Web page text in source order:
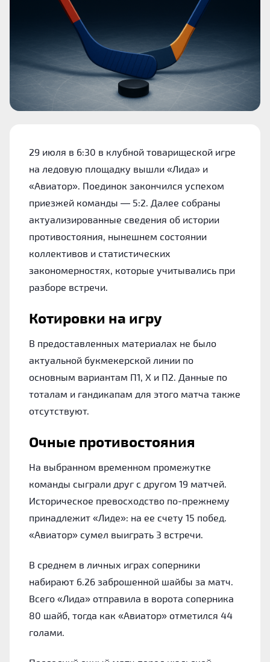
29 июля в 6:30 в клубной товарищеской игре
на ледовую площадку вышли «Лида» и
«Авиатор». Поединок закончился успехом
приезжей команды — 5:2. Далее собраны
актуализированные сведения об истории
противостояния, нынешнем состоянии
коллективов и статистических
закономерностях, которые учитывались при
разборе встречи.
Котировки на игру
В предоставленных материалах не было
актуальной букмекерской линии по
основным вариантам П1, Х и П2. Данные по
тоталам и гандикапам для этого матча также
отсутствуют.
Очные противостояния
На выбранном временном промежутке
команды сыграли друг с другом 19 матчей.
Историческое превосходство по-прежнему
принадлежит «Лиде»: на ее счету 15 побед.
«Авиатор» сумел выиграть 3 встречи.
В среднем в личных играх соперники
набирают 6.26 заброшенной шайбы за матч.
Всего «Лида» отправила в ворота соперника
80 шайб, тогда как «Авиатор» отметился 44
голами.